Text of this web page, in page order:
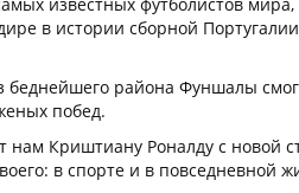
в истории сборной
беднейшего района Фуншалы
побед.
нам Криштиану Роналду с новой
в спорте и в повседневной